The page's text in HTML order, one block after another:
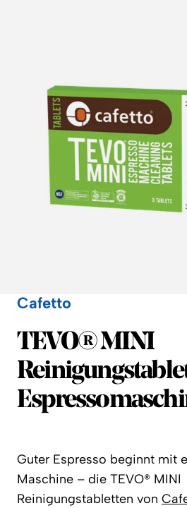
Cafetto
Cafetto
TEVO® MINI
Guter Espresso beginnt mit
Maschine – die TEVO® MINI
Reinigungstabletten von